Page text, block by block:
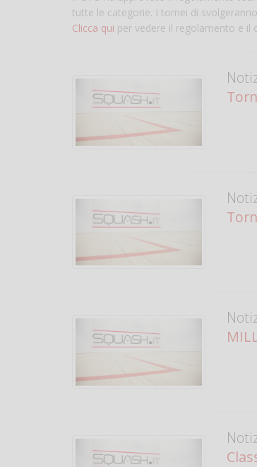
tutte le categorie. I tornei di
Clicca qui per vedere il regolamento e il